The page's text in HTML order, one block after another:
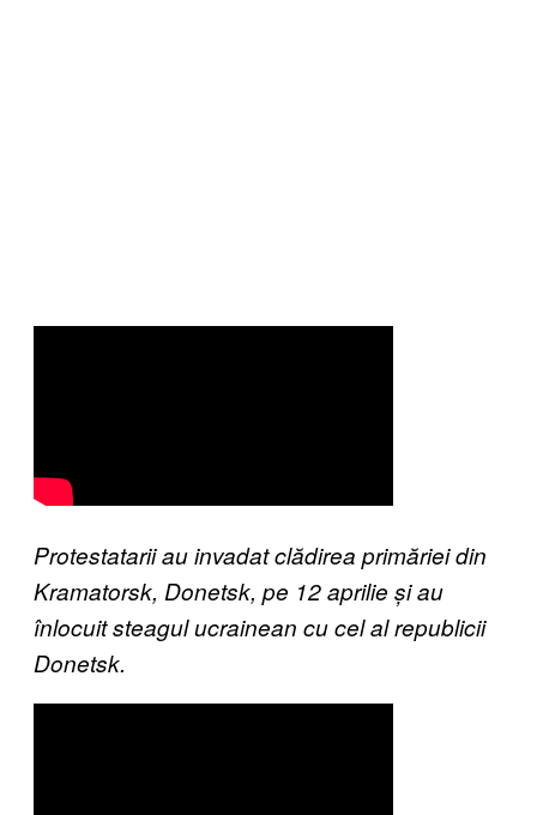
Protestatarii au invadat clădirea primăriei din
Kramatorsk, Donetsk, pe 12 aprilie și au
înlocuit steagul ucrainean cu cel al republicii
Donetsk.